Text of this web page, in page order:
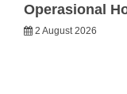
Operasional
2 August 2026